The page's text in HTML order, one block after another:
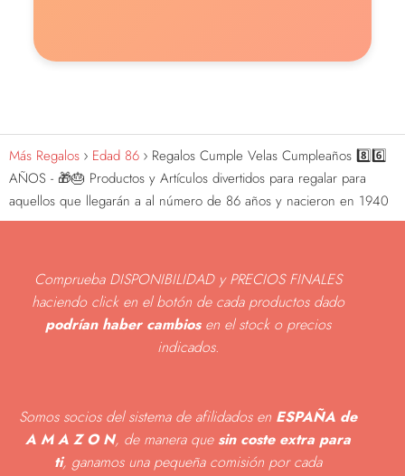
Más Regalos Edad 86
Regalos Cumple Velas Cumpleaños 8️⃣6️⃣
AÑOS - 🎁🎂 Productos y Artículos divertidos para regalar para
aquellos que llegarán a al número de 86 años y nacieron en 1940
Comprueba DISPONIBILIDAD y PRECIOS FINALES
haciendo click en el botón de cada productos dado
podrían haber cambiosen el stock o precios
indicados.
Somos socios del sistema de afilidados en ESPAÑA de
A M A Z O N, de manera que sin coste extra para
ti, ganamos una pequeña comisión por cada